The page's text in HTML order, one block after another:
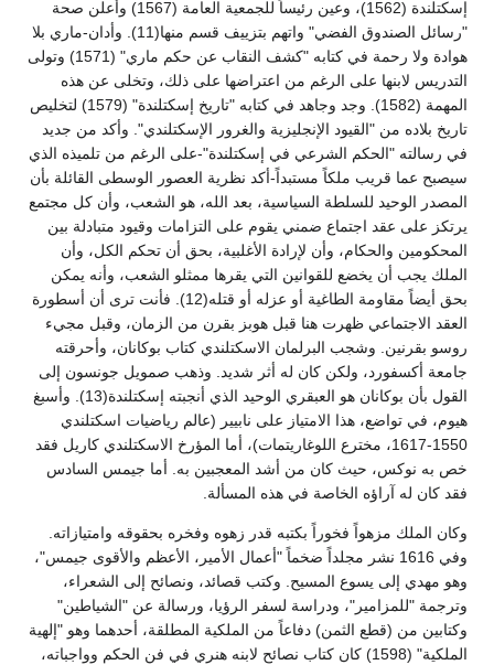
إسكتلندة (1562)، وعين رئيساً للجمعية العامة (1567) وأعلن صحة
"رسائل الصندوق الفضي" واتهم بتزييف قسم منها(11). وأدان-ماري بلا
هوادة ولا رحمة في كتابه "كشف النقاب عن حكم ماري" (1571) وتولى
التدريس لابنها على الرغم من اعتراضها على ذلك، وتخلى عن هذه
المهمة (1582). وجد وجاهد في كتابه "تاريخ إسكتلندة" (1579) لتخليص
تاريخ بلاده من "القيود الإنجليزية والغرور الإسكتلندي". وأكد من جديد
في رسالته "الحكم الشرعي في إسكتلندة"-على الرغم من تلميذه الذي
سيصبح عما قريب ملكاً مستبداً-أكد نظرية العصور الوسطى القائلة بأن
المصدر الوحيد للسلطة السياسية، بعد الله، هو الشعب، وأن كل مجتمع
يرتكز على عقد اجتماع ضمني يقوم على التزامات وقيود متبادلة بين
المحكومين والحكام، وأن لإرادة الأغلبية، بحق أن تحكم الكل، وأن
الملك يجب أن يخضع للقوانين التي يقرها ممثلو الشعب، وأنه يمكن
بحق أيضاً مقاومة الطاغية أو عزله أو قتله(12). فأنت ترى أن أسطورة
العقد الاجتماعي ظهرت هنا قبل هوبز بقرن من الزمان، وقبل مجيء
روسو بقرنين. وشجب البرلمان الاسكتلندي كتاب بوكانان، وأحرقته
جامعة أكسفورد، ولكن كان له أثر شديد. وذهب صمويل جونسون إلى
القول بأن بوكانان هو العبقري الوحيد الذي أنجبته إسكتلندة(13). وأسبغ
هيوم، في تواضع، هذا الامتياز على نابيير (عالم رياضيات اسكتلندي
1550-1617، مخترع اللوغاريتمات)، أما المؤرخ الاسكتلندي كاريل فقد
خص به نوكس، حيث كان من أشد المعجبين به. أما جيمس السادس
فقد كان له آراؤه الخاصة في هذه المسألة.
وكان الملك مزهواً فخوراً بكتبه قدر زهوه وفخره بحقوقه وامتيازاته.
وفي 1616 نشر مجلداً ضخماً "أعمال الأمير، الأعظم والأقوى جيمس"،
وهو مهدي إلى يسوع المسيح. وكتب قصائد، ونصائح إلى الشعراء،
وترجمة "للمزامير"، ودراسة لسفر الرؤيا، ورسالة عن "الشياطين"
وكتابين من (قطع الثمن) دفاعاً من الملكية المطلقة، أحدهما وهو "إلهية
الملكية" (1598) كان كتاب نصائح لابنه هنري في فن الحكم وواجباته،